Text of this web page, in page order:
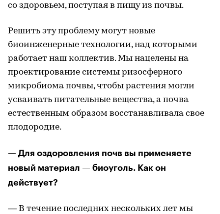
со здоровьем, поступая в пищу из почвы.
Решить эту проблему могут новые
биоинженерные технологии, над которыми
работает наш коллектив. Мы нацелены на
проектирование системы ризосферного
микробиома почвы, чтобы растения могли
усваивать питательные вещества, а почва
естественным образом восстанавливала свое
плодородие.
— Для оздоровления почв вы применяете
новый материал — биоуголь. Как он
действует?
— В течение последних нескольких лет мы